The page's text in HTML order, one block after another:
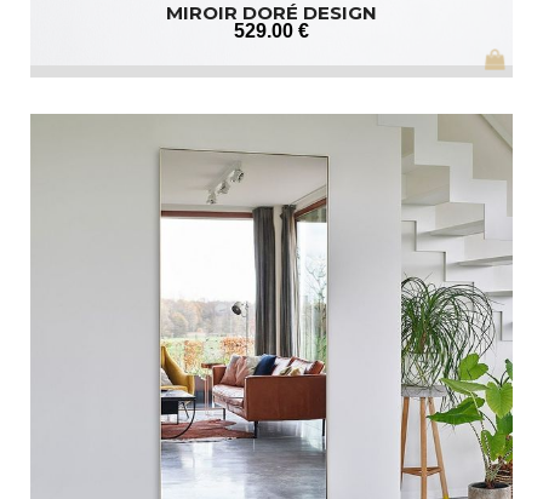
MIROIR DORÉ DESIGN
529.00 €